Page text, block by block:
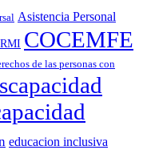
Asistencia Personal
COCEMFE
de las personas con
educacion inclusiva